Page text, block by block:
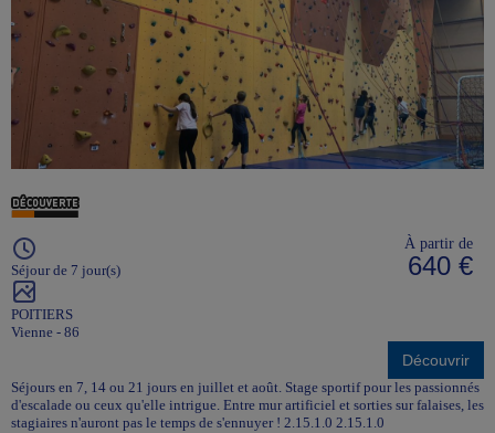
Séjour de 7 jour(s)
POITIERS
Vienne - 86
À partir de
640 €
Découvrir
Séjours en 7, 14 ou 21 jours en juillet et août. Stage sportif pour les passionnés
d'escalade ou ceux qu'elle intrigue. Entre mur artificiel et sorties sur falaises, les
stagiaires n'auront pas le temps de s'ennuyer ! 2.15.1.0 2.15.1.0